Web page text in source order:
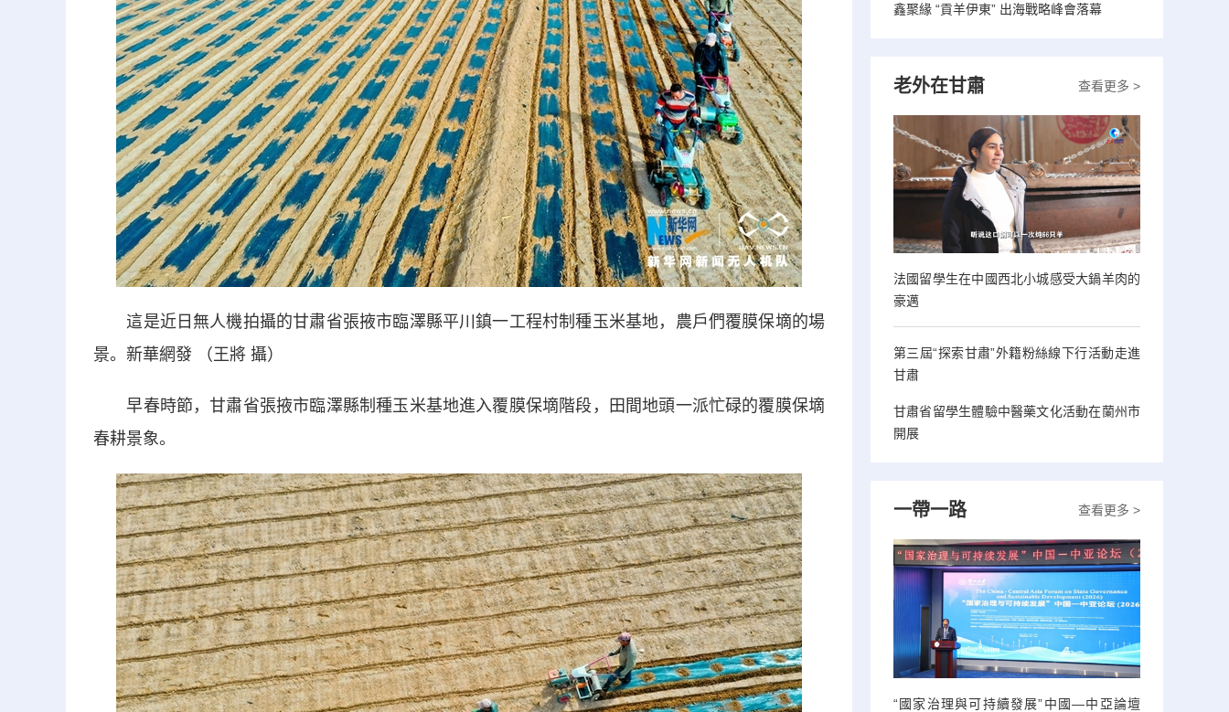
這是近日無人機拍攝的甘肅省張掖市臨澤縣平川鎮一工程村制種玉米基地，農戶們覆膜保墑的場
景。新華網發 （王將 攝）
早春時節，甘肅省張掖市臨澤縣制種玉米基地進入覆膜保墑階段，田間地頭一派忙碌的覆膜保墑
春耕景象。
鑫聚緣 “貢羊伊東” 出海戰略峰會落幕
查看更多 >
老外在甘肅
法國留學生在中國西北小城感受大鍋羊肉的
豪邁
第三屆“探索甘肅”外籍粉絲線下行活動走進
甘肅
甘肅省留學生體驗中醫藥文化活動在蘭州市
開展
查看更多 >
一帶一路
“國家治理與可持續發展”中國—中亞論壇